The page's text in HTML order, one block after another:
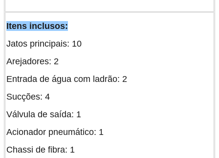
Itens inclusos:
Jatos principais: 10
Arejadores: 2
Entrada de água com ladrão: 2
Sucções: 4
Válvula de saída: 1
Acionador pneumático: 1
Chassi de fibra: 1